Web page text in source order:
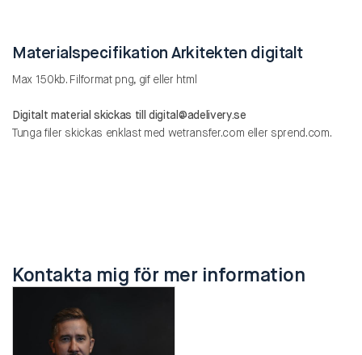
Materialspecifikation Arkitekten digitalt
Max 150kb. Filformat png, gif eller html
Digitalt material skickas till digital@adelivery.se
Tunga filer skickas enklast med wetransfer.com eller sprend.com.
Kontakta mig för mer information